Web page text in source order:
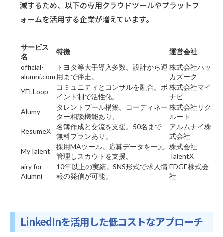
減するため、以下の専用クラウドツールやプラットフ
ォームを活用する企業が増えています。
サービス
名
特徴
運営会社
official-
alumni.com
トヨタ等大手導入多数。設計から運
用まで伴走。
株式会社ハッ
カズーク
YELLoop
コミュニティとコンサルを融合。ポ
イント制で活性化。
株式会社マイ
ナビ
Alumy
タレントプール構築。コーディネー
ター相談機能あり。
株式会社リク
ルート
ResumeX
名簿作成と交流を支援。50名まで
無料プランあり。
アルムナイ株
式会社
MyTalent
採用MAツール。応募データを一元
管理しスカウトを支援。
株式会社
TalentX
airy for
Alumni
10年以上の実績。SNS形式で求人情
報の発信が可能。
EDGE株式会
社
LinkedInを活用した低コストなアプローチ